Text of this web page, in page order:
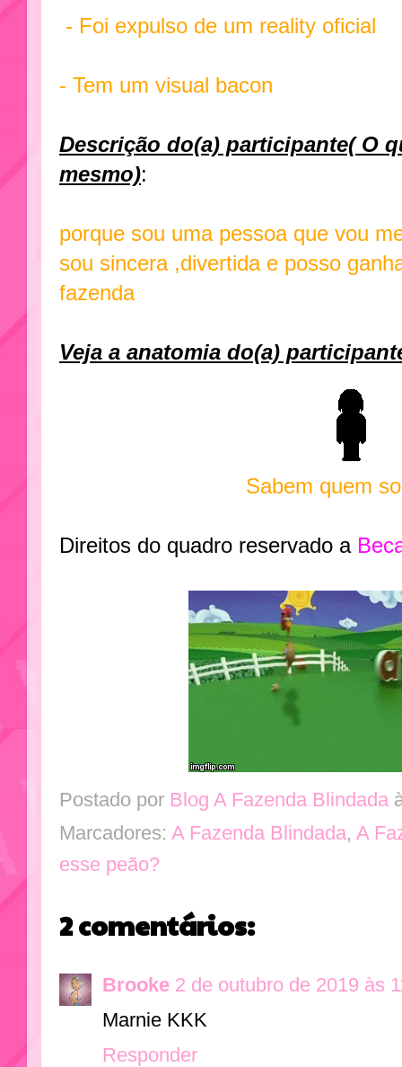
- Foi expulso de um reality oficial
- Tem um visual bacon
Descrição do(a) participante( O
mesmo):
porque sou uma pessoa que vou
sou sincera ,divertida e posso
fazenda
Veja a anatomia do(a)
Sabem quem
Direitos do quadro reservado a
Postado por Blog A Fazenda Blindada
Marcadores: A Fazenda Blindada, A
esse peão?
2 comentários:
Brooke 2 de outubro de 2019 às
Marnie KKK
Responder